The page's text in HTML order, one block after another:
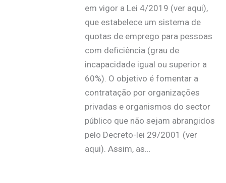
em vigor a Lei 4/2019 (ver aqui),
que estabelece um sistema de
quotas de emprego para pessoas
com deficiência (grau de
incapacidade igual ou superior a
60%). O objetivo é fomentar a
contratação por organizações
privadas e organismos do sector
público que não sejam abrangidos
pelo Decreto-lei 29/2001 (ver
aqui). Assim, as…